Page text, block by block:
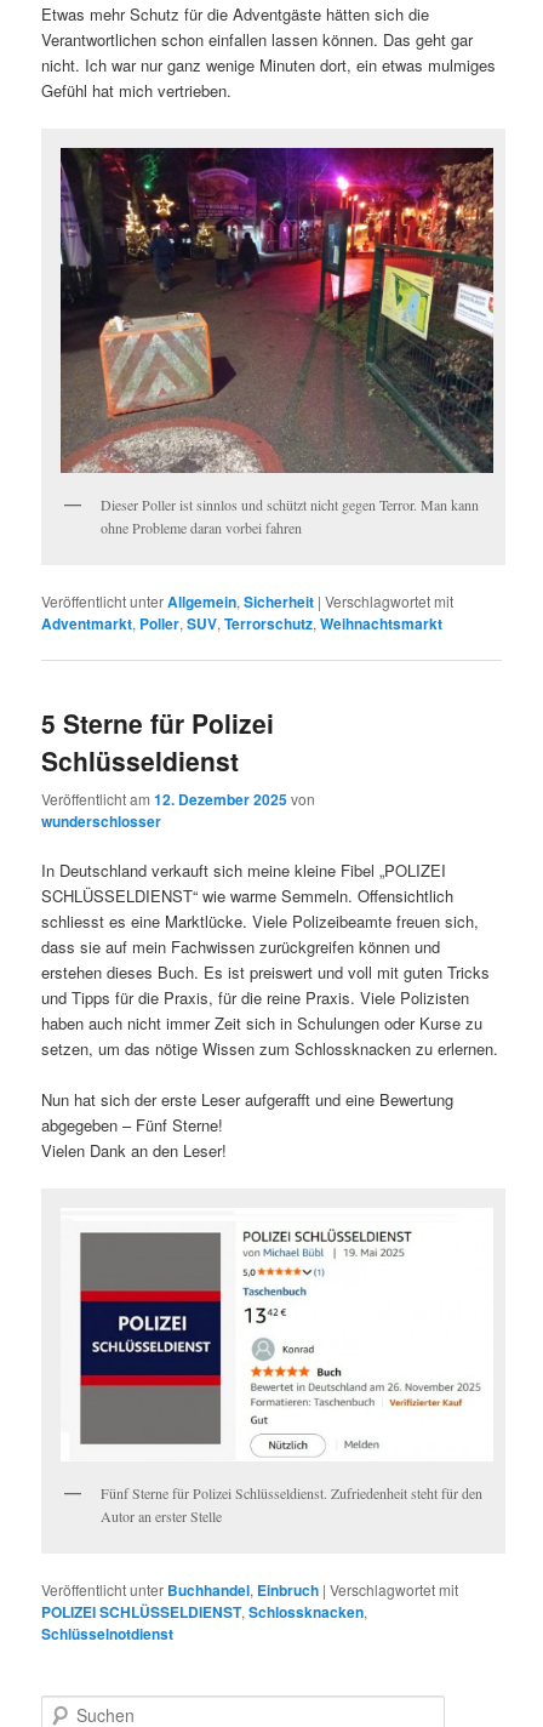
Etwas mehr Schutz für die Adventgäste hätten sich die
Verantwortlichen schon einfallen lassen können. Das geht gar
nicht. Ich war nur ganz wenige Minuten dort, ein etwas mulmiges
Gefühl hat mich vertrieben.
Dieser Poller ist sinnlos und schützt nicht gegen Terror. Man kann
ohne Probleme daran vorbei fahren
Veröffentlicht unterAllgemein,Sicherheit |Verschlagwortet mit
Adventmarkt, Poller,SUV,Terrorschutz,Weihnachtsmarkt
5 Sterne für Polizei
Schlüsseldienst
Veröffentlicht am12. Dezember 2025von
wunderschlosser
In Deutschland verkauft sich meine kleine Fibel „POLIZEI
SCHLÜSSELDIENST“ wie warme Semmeln. Offensichtlich
schliesst es eine Marktlücke. Viele Polizeibeamte freuen sich,
dass sie auf mein Fachwissen zurückgreifen können und
erstehen dieses Buch. Es ist preiswert und voll mit guten Tricks
und Tipps für die Praxis, für die reine Praxis. Viele Polizisten
haben auch nicht immer Zeit sich in Schulungen oder Kurse zu
setzen, um das nötige Wissen zum Schlossknacken zu erlernen.
Nun hat sich der erste Leser aufgerafft und eine Bewertung
abgegeben – Fünf Sterne!
Vielen Dank an den Leser!
Fünf Sterne für Polizei Schlüsseldienst. Zufriedenheit steht für den
Autor an erster Stelle
Veröffentlicht unter Buchhandel, Einbruch |Verschlagwortet mit
POLIZEI SCHLÜSSELDIENST,Schlossknacken,
Schlüsselnotdienst
Suchen